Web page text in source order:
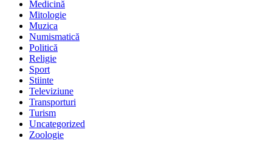
Medicină
Mitologie
Muzica
Numismatică
Politică
Religie
Sport
Stiinte
Televiziune
Transporturi
Turism
Uncategorized
Zoologie